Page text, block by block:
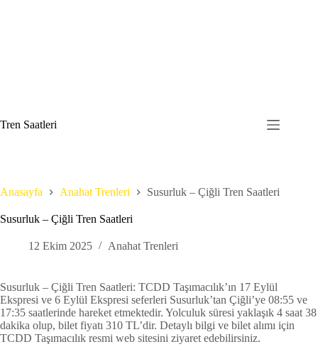
to
content
Tren Saatleri
Anasayfa Anahat Trenleri Susurluk – Çiğli Tren Saatleri
Susurluk – Çiğli Tren Saatleri
12 Ekim 2025 Anahat Trenleri
Susurluk – Çiğli Tren Saatleri: TCDD Taşımacılık’ın 17 Eylül
Ekspresi ve 6 Eylül Ekspresi seferleri Susurluk’tan Çiğli’ye 08:55 ve
17:35 saatlerinde hareket etmektedir. Yolculuk süresi yaklaşık 4 saat 38
dakika olup, bilet fiyatı 310 TL’dir. Detaylı bilgi ve bilet alımı için
TCDD Taşımacılık resmi web sitesini ziyaret edebilirsiniz.